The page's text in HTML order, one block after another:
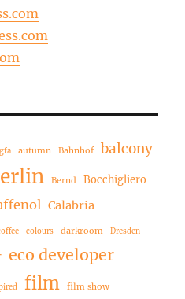
autumn Bahnhof
balcony
Bernd Bocchigliero
Calabria
colours darkroom Dresden
eco developer
film film show